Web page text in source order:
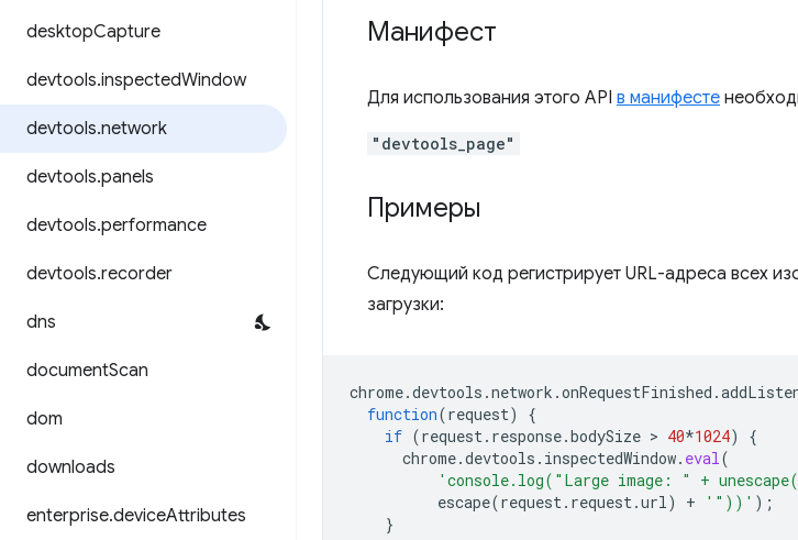
desktopCapture
devtools.inspectedWindow
devtools.network
devtools.panels
devtools.performance
devtools.recorder
dns
documentScan
dom
downloads
enterprise.deviceAttributes
Манифест
Для использования этого API в манифесте
"devtools_page"
Примеры
Следующий код регистрирует URL-адреса всех
загрузки:
chrome.devtools .network .onRequestFinished .
function(request)
{
if (request. response.bodySize > 40*1024)
{
chrome.devtools . inspectedWindow. eval(
'console.log("Large image: " +
escape(request. request.url) + '"))' );
}